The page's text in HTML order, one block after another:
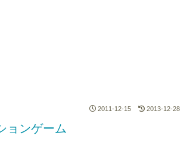
2011-12-15 2013-12-28
ョンゲーム